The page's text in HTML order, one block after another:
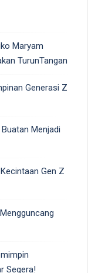
Maryam
TurunTangan
Generasi Z
Menjadi
Gen Z
Segera!